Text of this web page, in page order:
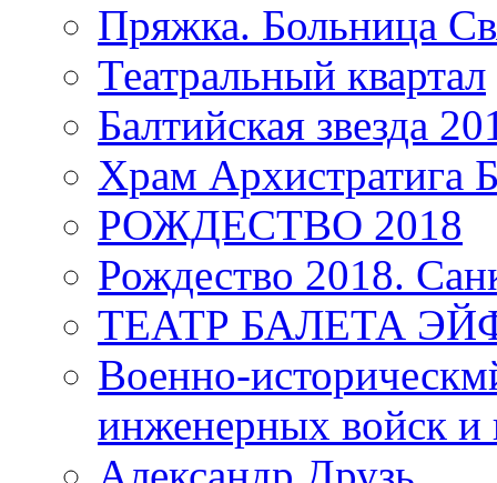
Пряжка. Больница
Театральный квартал
Балтийская звезда
Храм
РОЖДЕСТВО 2018
Рождество 2018.
ТЕАТР БАЛЕТА
Военно-
инженерных войск и